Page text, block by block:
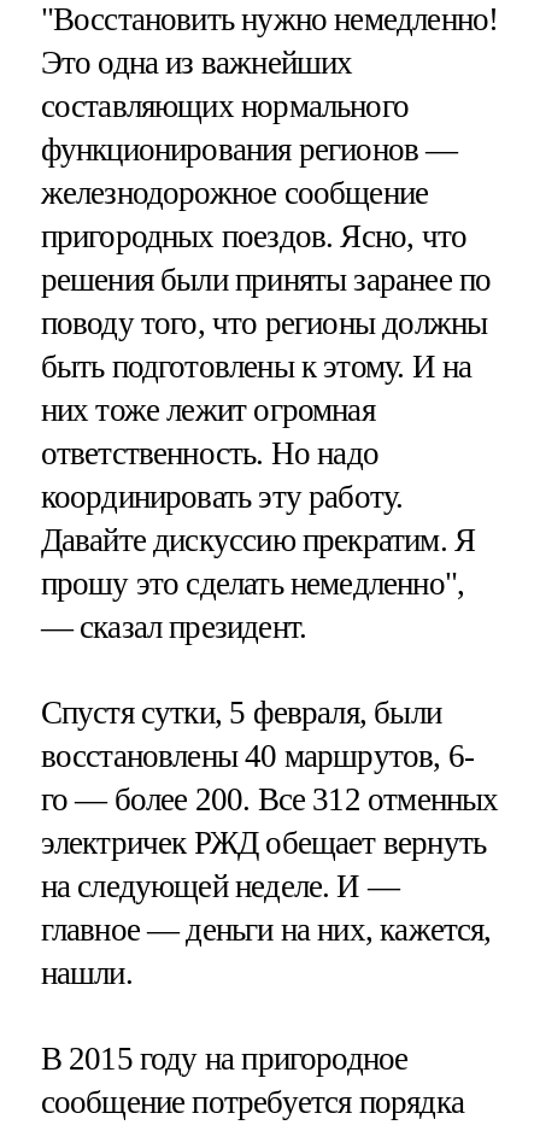
"Восстановить нужно немедленно!
Это одна из важнейших
составляющих нормального
функционирования регионов —
железнодорожное сообщение
пригородных поездов. Ясно, что
решения были приняты заранее по
поводу того, что регионы должны
быть подготовлены к этому. И на
них тоже лежит огромная
ответственность. Но надо
координировать эту работу.
Давайте дискуссию прекратим. Я
прошу это сделать немедленно",
— сказал президент.
Спустя сутки, 5 февраля, были
восстановлены 40 маршрутов, 6-
го — более 200. Все 312 отменных
электричек РЖД обещает вернуть
на следующей неделе. И —
главное — деньги на них, кажется,
нашли.
В 2015 году на пригородное
сообщение потребуется порядка